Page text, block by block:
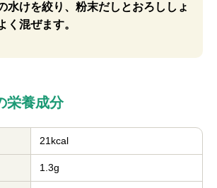
水けを絞り、粉末だしとおろししょ
く混ぜます。
栄養成分
21kcal
1.3g